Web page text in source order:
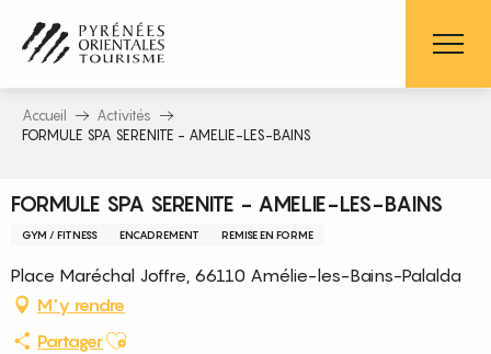
contenu
principal
Accueil
Activités
FORMULE SPA SERENITE - AMELIE-LES-BAINS
FORMULE SPA SERENITE - AMELIE-LES-BAINS
GYM / FITNESS ENCADREMENT REMISE EN FORME
Place Maréchal Joffre, 66110 Amélie-les-Bains-Palalda
M'y rendre
PartagerAjouter aux favoris